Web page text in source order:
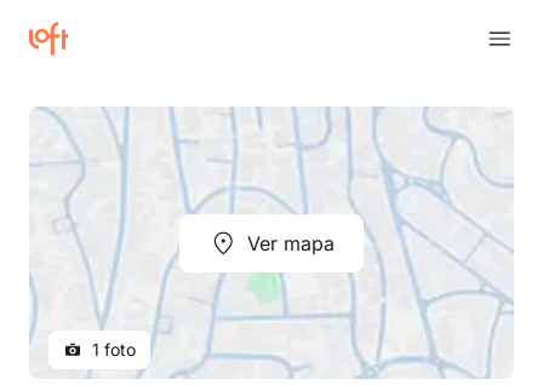
Ver mapa
1 foto